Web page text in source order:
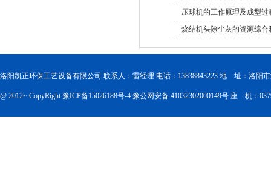
压球机的工作原理及成型过
烧结机头除尘灰的资源综合
洛阳凯正环保工艺设备有限公司 联系人：雷经理 电话：13838843223 地 址：洛阳
@ 2012~ CopyRight豫ICP备15026188号-4 豫公网安备 41032302000149号 座 机：